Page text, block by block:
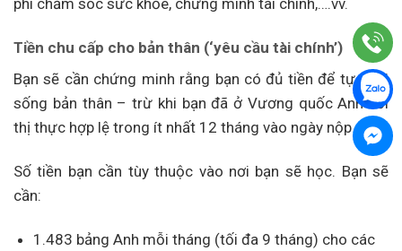
Tiền chu cấp cho bản thân (‘yêu cầu tài chính’)
Bạn sẽ cần chứng minh rằng bạn có đủ tiền để tự nuôi
sống bản thân – trừ khi bạn đã ở Vương quốc Anh với
thị thực hợp lệ trong ít nhất 12 tháng vào ngày nộp đơn.
Số tiền bạn cần tùy thuộc vào nơi bạn sẽ học. Bạn sẽ
cần:
1.483 bảng Anh mỗi tháng (tối đa 9 tháng) cho các